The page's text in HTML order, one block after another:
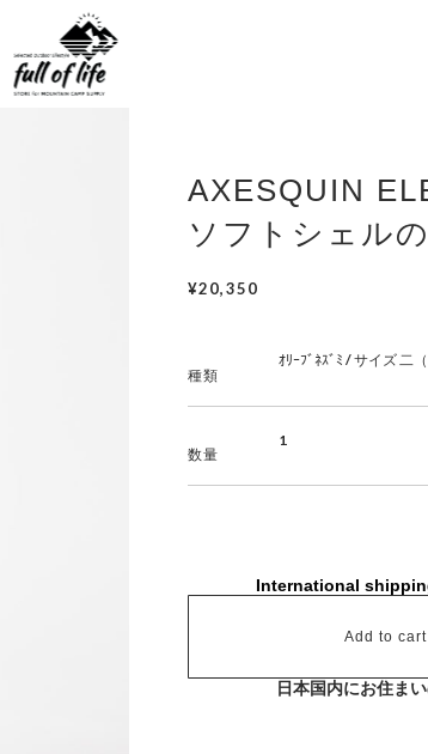
AXESQUIN
ソフトシェル
¥20,350
種類
数量
International
Add to cart
日本国内にお住ま